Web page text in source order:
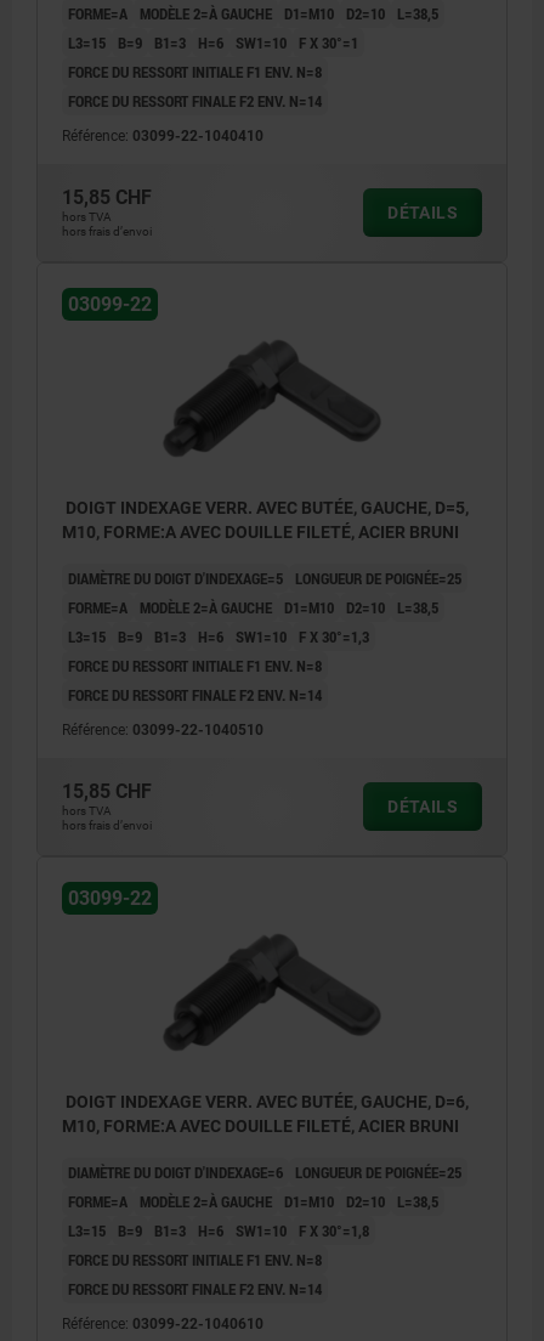
Forme A : sans capuchon de verrouillage,
sans contre-écrou
avec contre-écrou
Forme C : avec capuchon de verrouillage,
sans contre-écrou
Forme D : avec capuchon de verrouillage,
1) Butée à gauche
2) Butée à droite
FORME=A
MODÈLE 2=À GAUCHE D1=M10 D2=10
L=38,5
L3=15
B=9 B1=3 H=6 SW1=10
F X 30°=1
FORCE DU RESSORT INITIALE F1 ENV. N=8
FORCE DU RESSORT FINALE F2 ENV. N=14
Référence: 03099-22-1040410
15,85 CHF
hors TVA
hors frais d’envoi
DÉTAILS
03099-22
DOIGT INDEXAGE VERR. AVEC BUTÉE, GAUCHE, D=5,
M10, FORME:A AVEC DOUILLE FILETÉ, ACIER BRUNI
DIAMÈTRE DU DOIGT D'INDEXAGE=5
LONGUEUR DE POIGNÉE=25
FORME=A
MODÈLE 2=À GAUCHE D1=M10 D2=10
L=38,5
L3=15
B=9 B1=3 H=6 SW1=10
F X 30°=1,3
FORCE DU RESSORT INITIALE F1 ENV. N=8
FORCE DU RESSORT FINALE F2 ENV. N=14
Référence: 03099-22-1040510
15,85 CHF
hors TVA
hors frais d’envoi
DÉTAILS
03099-22
DOIGT INDEXAGE VERR. AVEC BUTÉE, GAUCHE, D=6,
M10, FORME:A AVEC DOUILLE FILETÉ, ACIER BRUNI
DIAMÈTRE DU DOIGT D'INDEXAGE=6
LONGUEUR DE POIGNÉE=25
FORME=A
MODÈLE 2=À GAUCHE D1=M10 D2=10
L=38,5
L3=15
B=9 B1=3 H=6 SW1=10
F X 30°=1,8
FORCE DU RESSORT INITIALE F1 ENV. N=8
FORCE DU RESSORT FINALE F2 ENV. N=14
Référence: 03099-22-1040610